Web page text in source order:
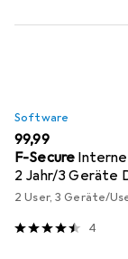
Software
EUR
99,99
F-Secure
2 Jahr/3 Geräte
2 User, 3 Geräte/
4